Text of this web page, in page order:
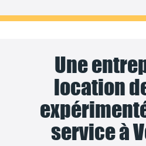
Une
location
service à